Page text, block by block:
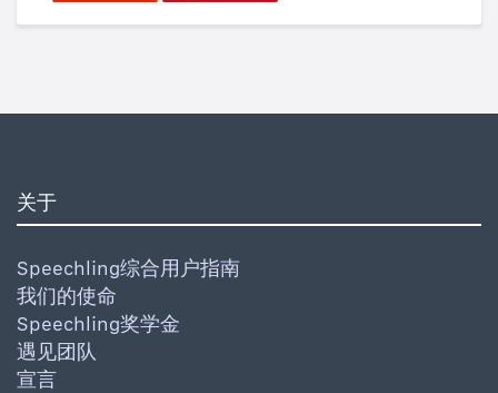
关于
Speechling综合用户指南
我们的使命
Speechling奖学金
遇见团队
宣言